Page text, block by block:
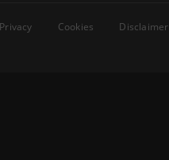
Privacy Cookies Disclaimer